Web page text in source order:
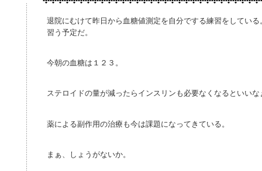
退院にむけて昨日から血糖値測定を自分でする練習をしてい
習う予定だ。
今朝の血糖は１２３。
ステロイドの量が減ったらインスリンも必要なくなるといいな
薬による副作用の治療も今は課題になってきている。
まぁ、しょうがないか。